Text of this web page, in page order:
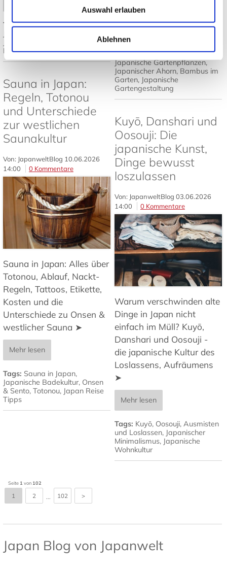
Auswahl erlauben
Ablehnen
Tags: Japanisches Design,
Tatami und
Futon
➤
Mehr lesen
Tags: Japanischer Garten,
Japanische Gartenpflanzen,
Japanischer Ahorn, Bambus im
Garten, Japanische
Gartengestaltung
Sauna in Japan:
Regeln, Totonou
und Unterschiede
zur westlichen
Saunakultur
Von: JapanweltBlog 10.06.2026
14:00
0 Kommentare
Sauna in Japan: Alles über
Totonou, Ablauf, Nackt-
Regeln, Tattoos, Etikette,
Kosten und die
Unterschiede zu Onsen &
westlicher Sauna ➤
Mehr lesen
Tags: Sauna in Japan,
Japanische Badekultur, Onsen
& Sento, Totonou, Japan Reise
Tipps
Kuyō, Danshari und
Oosouji: Die
japanische Kunst,
Dinge bewusst
loszulassen
Von: JapanweltBlog 03.06.2026
14:00
0 Kommentare
Warum verschwinden alte
Dinge in Japan nicht
einfach im Müll? Kuyō,
Danshari und Oosouji -
die japanische Kultur des
Loslassens, Aufräumens
➤
Mehr lesen
Tags: Kuyō, Oosouji, Ausmisten
und Loslassen, Japanischer
Minimalismus, Japanische
Wohnkultur
Seite 1 von 102
1 2 ... 102 >
Japan Blog von Japanwelt